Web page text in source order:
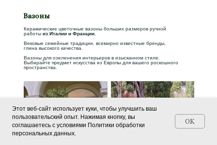
Этот веб-сайт использует куки, чтобы улучшить ваш
пользовательский опыт. Нажимая кнопку, вы
соглашаетесь с условиями Политики обработки
персональных данных.
OK
Керамические цветочные вазоны больших размеров ручной
работы из Италии и Франции.
Вековые семейные традиции, всемирно известные бренды,
глина высокого качества.
Вазоны для озеленения интерьеров в изысканном стиле.
Выбирайте предмет искусства из Европы для вашего роскошного
пространства.
Вазоны